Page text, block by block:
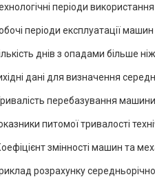
періоди
періоди експлуатації машин
днів з опадами більше
дані для визначення
перебазування
питомої тривалості
змінності машин та
розрахунку